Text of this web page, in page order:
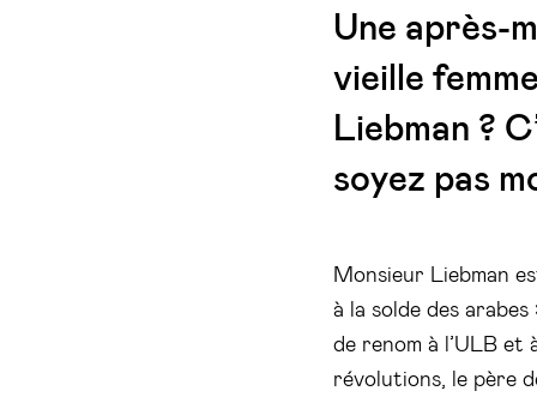
Une après-
vieille
Liebman ?
soyez pas
Monsieur Liebman
à la solde des
de renom à l’ULB
révolutions, le père